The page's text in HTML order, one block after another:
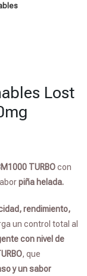
Lost
TURBOcon
piña helada.
rendimiento,
un control total al
con nivel de
, que
y un sabor